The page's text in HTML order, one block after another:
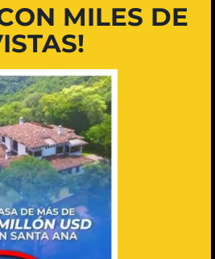
MILES DE